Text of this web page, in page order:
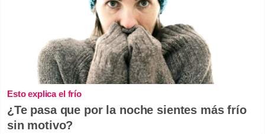
Esto explica el frío
¿Te pasa que por la noche sientes más frío
sin motivo?